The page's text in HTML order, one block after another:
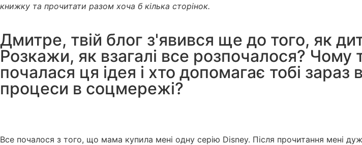
книжку та прочитати разом хоча б кілька сторінок.
Дмитре, твій блог з'явився ще до того, як
Розкажи, як взагалі все розпочалося? Чому
почалася ця ідея і хто допомагає тобі
процеси в соцмережі?
Все почалося з того, що мама купила мені одну серію Disney. Після прочитання мені